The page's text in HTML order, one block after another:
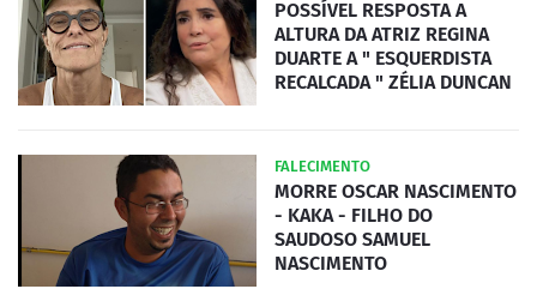
POSSÍVEL RESPOSTA A
ALTURA DA ATRIZ REGINA
DUARTE A " ESQUERDISTA
RECALCADA " ZÉLIA DUNCAN
FALECIMENTO
MORRE OSCAR NASCIMENTO
- KAKA - FILHO DO
SAUDOSO SAMUEL
NASCIMENTO